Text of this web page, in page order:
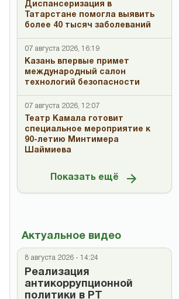
Диспансеризация в
Татарстане помогла выявить
более 40 тысяч заболеваний
07 августа 2026, 16:19
Казань впервые примет
международный салон
технологий безопасности
07 августа 2026, 12:07
Театр Камала готовит
специальное мероприятие к
90-летию Минтимера
Шаймиева
Показать ещё
Актуальное видео
8 августа 2026 - 14:24
Реализация
антикоррупционной
политики в РТ